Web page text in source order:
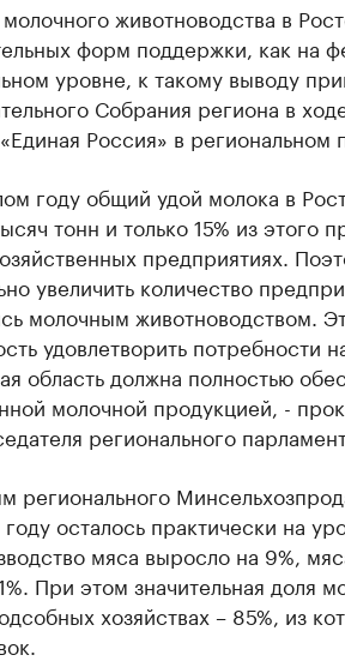
животноводства в
форм поддержки, как на
уровне, к такому выводу
Собрания региона в
Россия» в региональном
году общий удой молока в
тонн и только 15% из этого
предприятиях.
увеличить количество
молочным животноводством.
удовлетворить потребности
область должна полностью
молочной продукцией, -
регионального
регионального
осталось практически на
мяса выросло на 9%,
При этом значительная доля
хозяйствах – 85%, из